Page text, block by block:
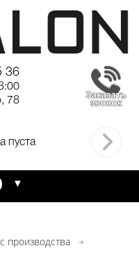
36
78
пуста
производства